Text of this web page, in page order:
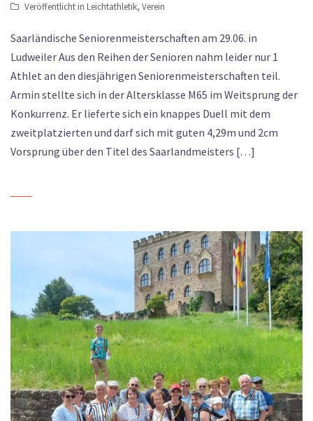
Veröffentlicht in Leichtathletik, Verein
Saarländische Seniorenmeisterschaften am 29.06. in
Ludweiler Aus den Reihen der Senioren nahm leider nur 1
Athlet an den diesjährigen Seniorenmeisterschaften teil.
Armin stellte sich in der Altersklasse M65 im Weitsprung der
Konkurrenz. Er lieferte sich ein knappes Duell mit dem
zweitplatzierten und darf sich mit guten 4,29m und 2cm
Vorsprung über den Titel des Saarlandmeisters […]